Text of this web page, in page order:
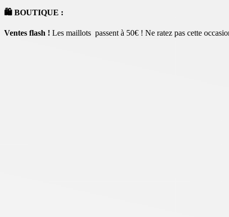
🛍️ BOUTIQUE :
Ventes flash ! Les maillots passent à 50€ ! Ne ratez pas cette